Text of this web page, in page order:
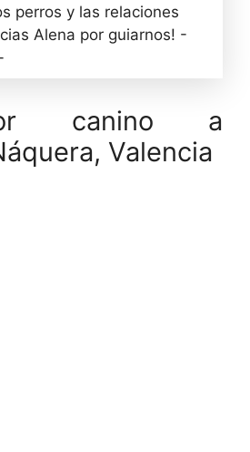
perros y las relaciones
Alena por guiarnos! -
canino a
Valencia